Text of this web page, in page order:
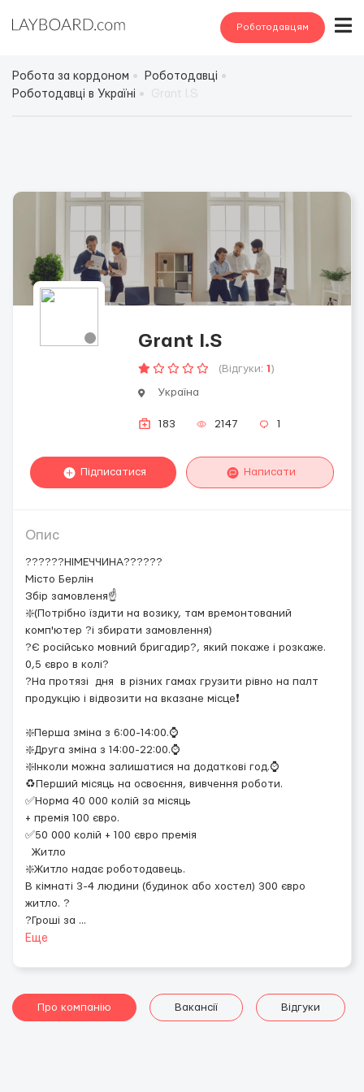
Роботодавцям
Робота за кордоном
Роботодавці
Роботодавці в Україні
Grant I.S
(Відгуки: 1 )
Україна
183 2147 1
Підписатися Написати
Опис
??????НІМЕЧЧИНА??????
Місто Берлін
Збір замовленя☝️
❇️(Потрібно їздити на возику, там времонтований
комп'ютер ?і збирати замовлення)
?Є російсько мовний бригадир?, який покаже і розкаже.
0,5 євро в колі?
?На протязі дня в різних гамах грузити рівно на палт
продукцію і відвозити на вказане місце❗️
❇️Перша зміна з 6:00-14:00.⌚️
❇️Друга зміна з 14:00-22:00.⌚️
❇️Інколи можна залишатися на додаткові год.⌚️
♻️Перший місяць на освоєння, вивчення роботи.
✅Норма 40 000 колій за місяць
+ премія 100 євро.
✅50 000 колій + 100 євро премія
Житло
❇️Житло надає роботодавець.
В кімнаті 3-4 людини (будинок або хостел) 300 євро
житло. ?
?Гроші за ...
Еще
Про компанію Вакансії Відгуки